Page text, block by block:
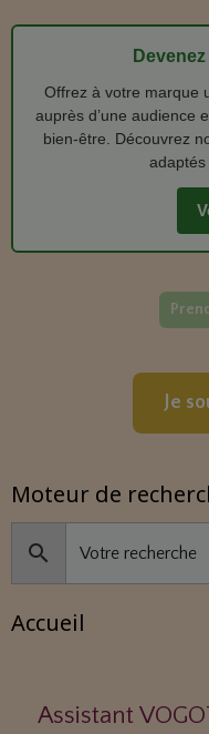
Offrez à votre marque
auprès d’une audience
bien‑être. Découvrez
Je
Moteur de
Accueil
Assistant